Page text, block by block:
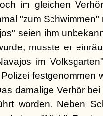
im gleichen
"zum
seien ihm
musste er
im
festgenommen
damalige Verhör
worden. Neben